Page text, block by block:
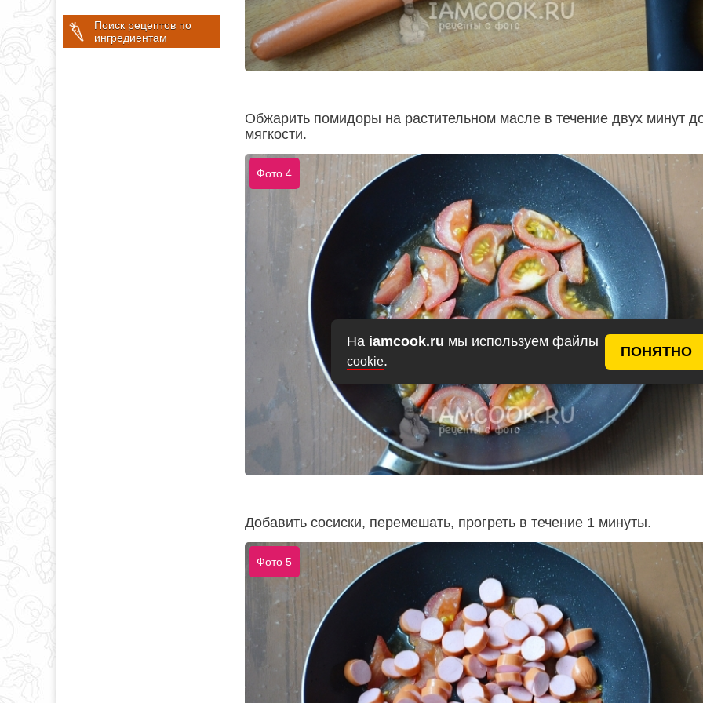
На iamcook.ru мы используем файлы
cookie.
ПОНЯТНО
Поиск рецептов по
ингредиентам
Обжарить помидоры на растительном масле в течение двух минут
мягкости.
Фото 4
Добавить сосиски, перемешать, прогреть в течение 1 минуты.
Фото 5